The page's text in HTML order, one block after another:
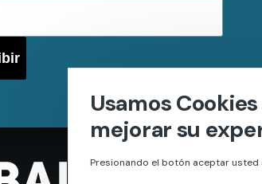
Usamos
mejorar su
Presionando el botón aceptar